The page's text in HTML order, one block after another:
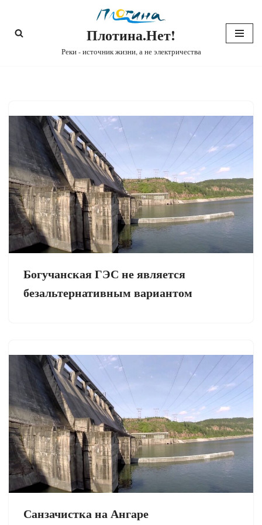
Перейти
Плотина.Нет!
Реки - источник жизни, а не электричества
Богучанская ГЭС не является
безальтернативным вариантом
Санзачистка на Ангаре